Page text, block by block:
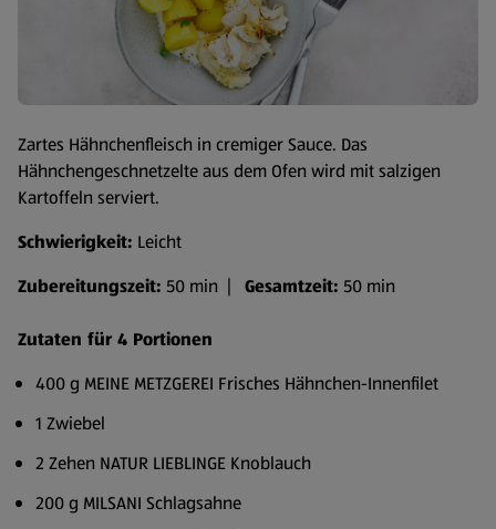
Zartes Hähnchenfleisch in cremiger Sauce. Das
Hähnchengeschnetzelte aus dem Ofen wird mit salzigen
Kartoffeln serviert.
Schwierigkeit: Leicht
Zubereitungszeit: 50 min | Gesamtzeit: 50 min
Zutaten für 4 Portionen
400 g MEINE METZGEREI Frisches Hähnchen-Innenfilet
1 Zwiebel
2 Zehen NATUR LIEBLINGE Knoblauch
200 g MILSANI Schlagsahne